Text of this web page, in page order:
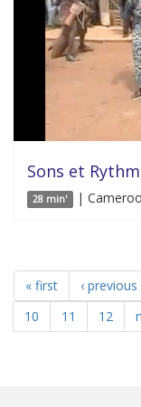
Sons et
28 min' |
« first ‹ previous
10
11 12